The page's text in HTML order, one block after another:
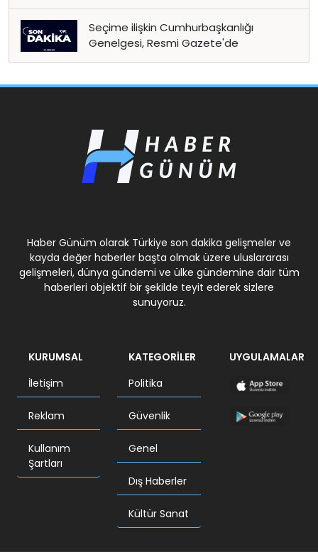
Seçime ilişkin Cumhurbaşkanlığı
Genelgesi, Resmi Gazete'de
Haber Günüm olarak Türkiye son dakika gelişmeler ve
kayda değer haberler başta olmak üzere uluslararası
gelişmeleri, dünya gündemi ve ülke gündemine dair tüm
haberleri objektif bir şekilde teyit ederek sizlere
sunuyoruz.
KURUMSAL
İletişim
Reklam
Kullanım
Şartları
KATEGORİLER
Politika
Güvenlik
Genel
Dış Haberler
Kültür Sanat
UYGULAMALAR